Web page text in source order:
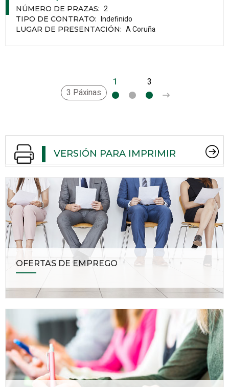
NÚMERO DE PRAZAS: 2
TIPO DE CONTRATO: Indefinido
LUGAR DE PRESENTACIÓN: A Coruña
3 Páxinas
1 3
VERSIÓN PARA IMPRIMIR
OFERTAS DE EMPREGO